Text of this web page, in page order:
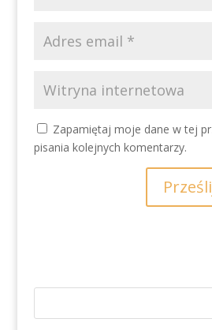
Zapamiętaj moje dane w tej
pisania kolejnych komentarzy.